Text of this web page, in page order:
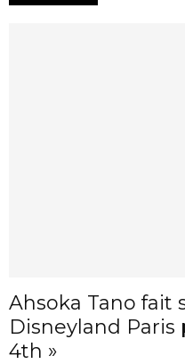
Ahsoka Tano fait
Disneyland Paris
4th »